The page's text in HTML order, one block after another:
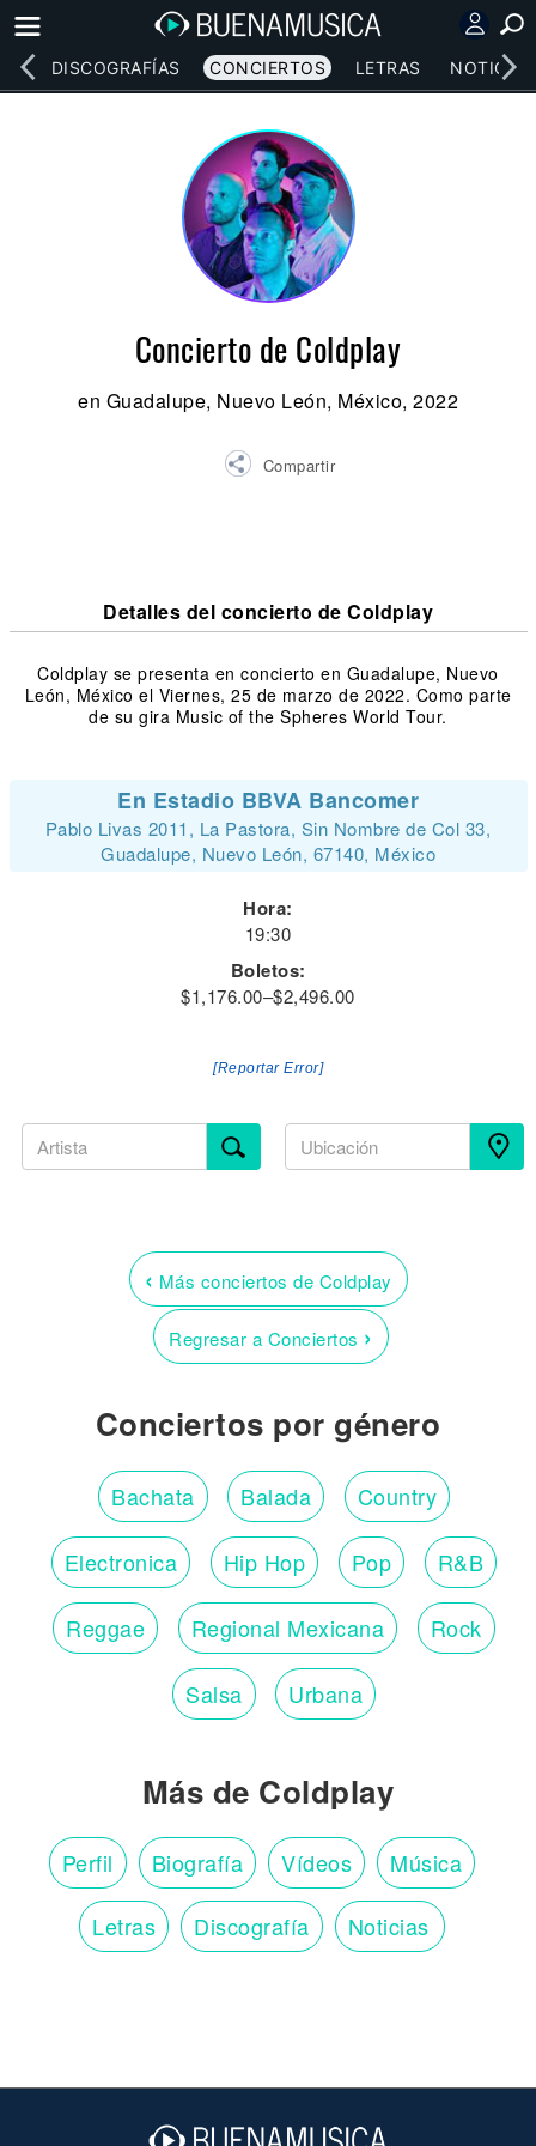
DISCOGRAFÍAS CONCIERTOS LETRAS NOTICIAS
Concierto de Coldplay
en Guadalupe, Nuevo León, México, 2022
Compartir
Detalles del concierto de Coldplay
Coldplay se presenta en concierto en Guadalupe, Nuevo
León, México el Viernes, 25 de marzo de 2022. Como parte
de su gira Music of the Spheres World Tour.
En Estadio BBVA Bancomer
Pablo Livas 2011, La Pastora, Sin Nombre de Col 33,
Guadalupe, Nuevo León, 67140, México
Hora:
19:30
Boletos:
$1,176.00–$2,496.00
[Reportar Error]
‹ Más conciertos de Coldplay
Regresar a Conciertos ›
Conciertos por género
Bachata Balada Country
Electronica Hip Hop Pop R&B
Reggae Regional Mexicana Rock
Salsa Urbana
Más de Coldplay
Perfil Biografía Vídeos Música
Letras Discografía Noticias